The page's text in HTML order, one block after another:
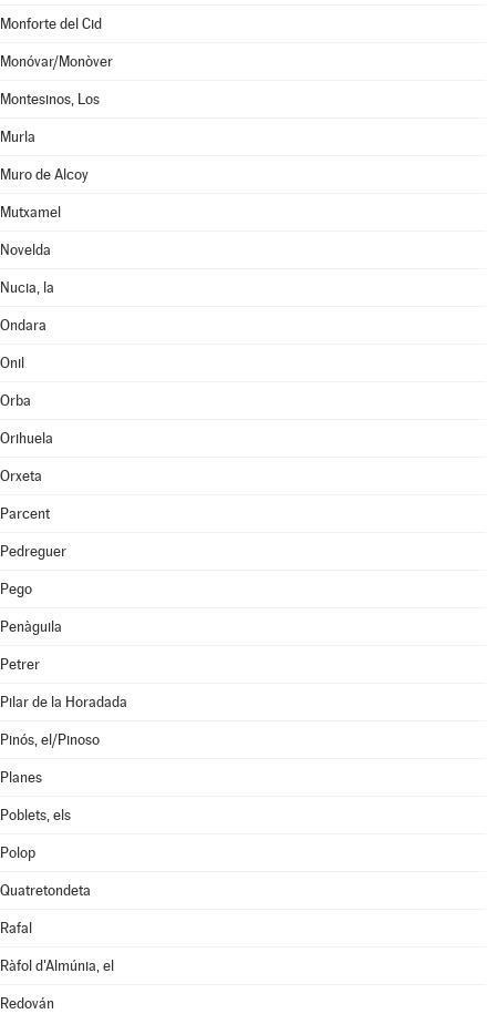
Monforte del Cid
Monóvar/Monòver
Montesinos, Los
Murla
Muro de Alcoy
Mutxamel
Novelda
Nucia, la
Ondara
Onil
Orba
Orihuela
Orxeta
Parcent
Pedreguer
Pego
Penàguila
Petrer
Pilar de la Horadada
Pinós, el/Pinoso
Planes
Poblets, els
Polop
Quatretondeta
Rafal
Ràfol d'Almúnia, el
Redován